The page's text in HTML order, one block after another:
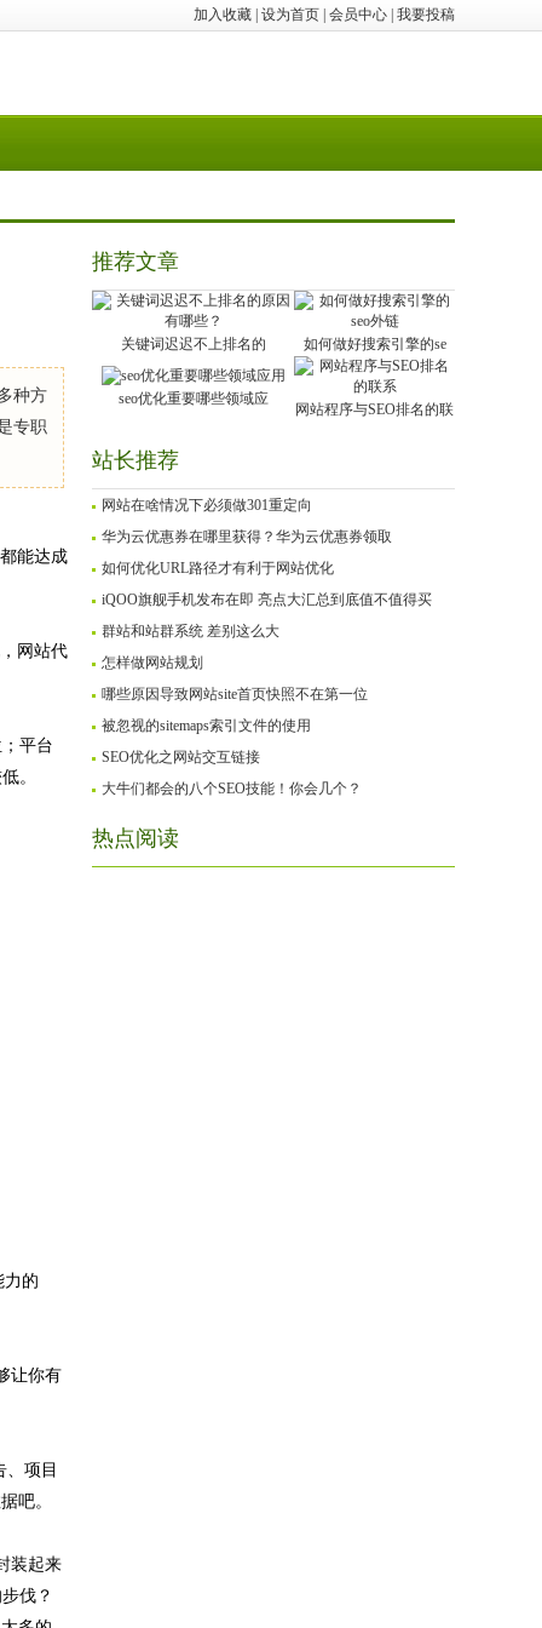
加入收藏 设为首页 会员中心 我要投稿
种方
专职
能达成
网站代
平台
。
的
让你有
项目
吧。
装起来
伐？
推荐文章
关键词迟迟不上排名的 如何做好搜索引擎的se
seo优化重要哪些领域应
网站程序与SEO排名的联
站长推荐
网站在啥情况下必须做301重定向
华为云优惠券在哪里获得？华为云优惠券领取
如何优化URL路径才有利于网站优化
iQOO旗舰手机发布在即 亮点大汇总到底值不值得买
群站和站群系统 差别这么大
怎样做网站规划
哪些原因导致网站site首页快照不在第一位
被忽视的sitemaps索引文件的使用
SEO优化之网站交互链接
大牛们都会的八个SEO技能！你会几个？
热点阅读